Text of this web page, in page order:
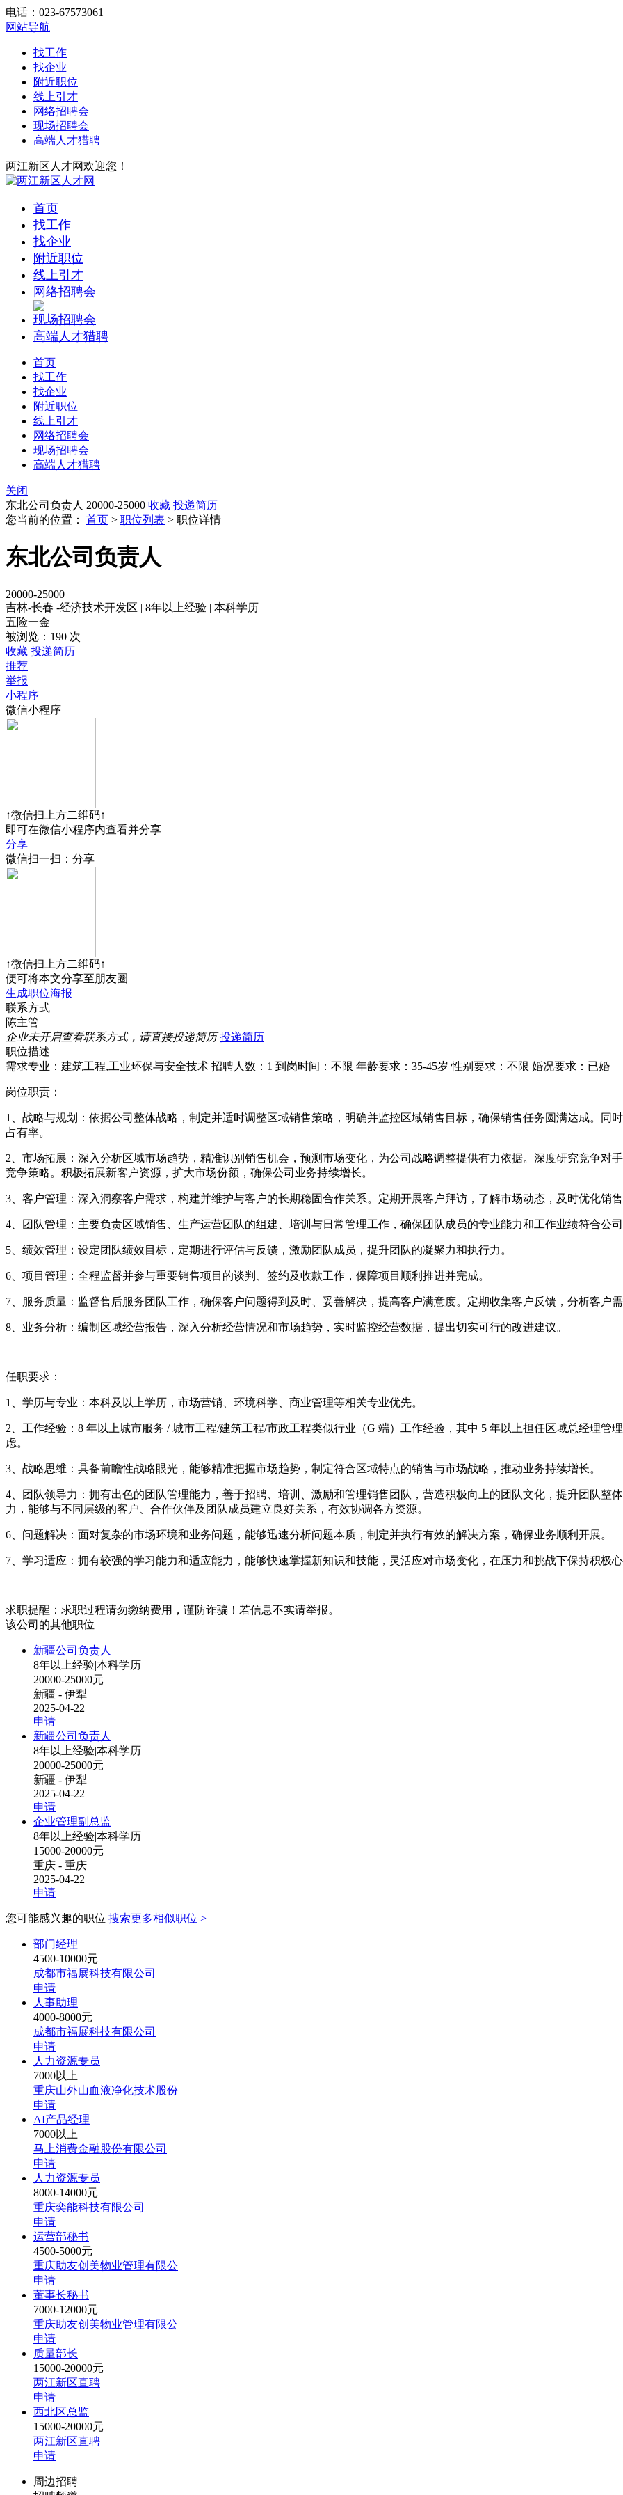
电话：023-67573061
网站导航
找工作
找企业
附近职位
线上引才
网络招聘会
现场招聘会
高端人才猎聘
两江新区人才网欢迎您！
首页
找工作
找企业
附近职位
线上引才
网络招聘会
现场招聘会
高端人才猎聘
首页
找工作
找企业
附近职位
线上引才
网络招聘会
现场招聘会
高端人才猎聘
关闭
东北公司负责人 20000-25000 收藏 投递简历
您当前的位置： 首页 > 职位列表 > 职位详情
东北公司负责人
20000-25000
吉林-长春 -经济技术开发区 | 8年以上经验 | 本科学历
五险一金
被浏览： 190 次
收藏 投递简历
推荐
举报
小程序
微信小程序
↑微信扫上方二维码↑
即可在微信小程序内查看并分享
分享
微信扫一扫：分享
↑微信扫上方二维码↑
便可将本文分享至朋友圈
生成职位海报
联系方式
陈主管
企业未开启查看联系方式，请直接投递简历 投递简历
职位描述
需求专业：建筑工程,工业环保与安全技术 招聘人数：1 到岗时间：不限 年龄要求：35-45岁 性别要求：不限 婚况要求：已婚
岗位职责：
1、战略与规划：依据公司整体战略，制定并适时调整区域销售策略，明确并监控区域销售目标，确保销售任务圆满达成。同
占有率。
2、市场拓展：深入分析区域市场趋势，精准识别销售机会，预测市场变化，为公司战略调整提供有力依据。深度研究竞争对
竞争策略。积极拓展新客户资源，扩大市场份额，确保公司业务持续增长。
3、客户管理：深入洞察客户需求，构建并维护与客户的长期稳固合作关系。定期开展客户拜访，了解市场动态，及时优化销售
4、团队管理：主要负责区域销售、生产运营团队的组建、培训与日常管理工作，确保团队成员的专业能力和工作业绩符合公司
5、绩效管理：设定团队绩效目标，定期进行评估与反馈，激励团队成员，提升团队的凝聚力和执行力。
6、项目管理：全程监督并参与重要销售项目的谈判、签约及收款工作，保障项目顺利推进并完成。
7、服务质量：监督售后服务团队工作，确保客户问题得到及时、妥善解决，提高客户满意度。定期收集客户反馈，分析客户
8、业务分析：编制区域经营报告，深入分析经营情况和市场趋势，实时监控经营数据，提出切实可行的改进建议。
任职要求：
1、学历与专业：本科及以上学历，市场营销、环境科学、商业管理等相关专业优先。
2、工作经验：8 年以上城市服务 / 城市工程/建筑工程/市政工程类似行业（G 端）工作经验，其中 5 年以上担任区域总经理管
虑。
3、战略思维：具备前瞻性战略眼光，能够精准把握市场趋势，制定符合区域特点的销售与市场战略，推动业务持续增长。
4、团队领导力：拥有出色的团队管理能力，善于招聘、培训、激励和管理销售团队，营造积极向上的团队文化，提升团队整
力，能够与不同层级的客户、合作伙伴及团队成员建立良好关系，有效协调各方资源。
6、问题解决：面对复杂的市场环境和业务问题，能够迅速分析问题本质，制定并执行有效的解决方案，确保业务顺利开展。
7、学习适应：拥有较强的学习能力和适应能力，能够快速掌握新知识和技能，灵活应对市场变化，在压力和挑战下保持积极心
求职提醒：求职过程请勿缴纳费用，谨防诈骗！若信息不实请举报。
该公司的其他职位
新疆公司负责人
8年以上经验|本科学历
20000-25000元
新疆 - 伊犁
2025-04-22
申请
新疆公司负责人
8年以上经验|本科学历
20000-25000元
新疆 - 伊犁
2025-04-22
申请
企业管理副总监
8年以上经验|本科学历
15000-20000元
重庆 - 重庆
2025-04-22
申请
您可能感兴趣的职位 搜索更多相似职位 >
部门经理
4500-10000元
成都市福展科技有限公司
申请
人事助理
4000-8000元
成都市福展科技有限公司
申请
人力资源专员
7000以上
重庆山外山血液净化技术股份
申请
AI产品经理
7000以上
马上消费金融股份有限公司
申请
人力资源专员
8000-14000元
重庆奕能科技有限公司
申请
运营部秘书
4500-5000元
重庆助友创美物业管理有限公
申请
董事长秘书
7000-12000元
重庆助友创美物业管理有限公
申请
质量部长
15000-20000元
两江新区直聘
申请
西北区总监
15000-20000元
两江新区直聘
申请
周边招聘